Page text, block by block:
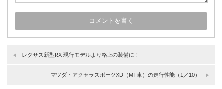
レクサス新型RX 現行モデルより格上の装備に！
マツダ・アクセラスポーツXD（MT車）の走行性能（1／10）